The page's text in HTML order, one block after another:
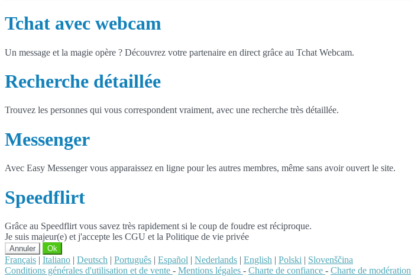
Tchat avec webcam
Un message et la magie opère ? Découvrez votre partenaire en direct grâce au Tchat Webcam.
Recherche détaillée
Trouvez les personnes qui vous correspondent vraiment, avec une recherche très détaillée.
Messenger
Avec Easy Messenger vous apparaissez en ligne pour les autres membres, même sans avoir ouvert le site.
Speedflirt
Grâce au Speedflirt vous savez très rapidement si le coup de foudre est réciproque.
Je suis majeur(e) et j'accepte les CGU et la Politique de vie privée
Annuler Ok
Français | Italiano | Deutsch | Português | Español | Nederlands | English | Polski | Slovenščina
Conditions générales d'utilisation et de vente - Mentions légales - Charte de confiance - Charte de modération